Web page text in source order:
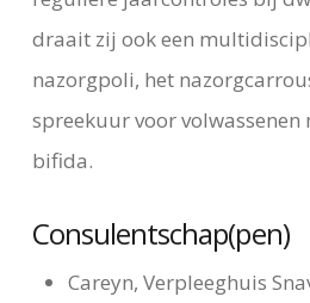
draait zij ook een
nazorgpoli, het
spreekuur voor volwassenen
bifida.
Consulentschap(pen)
Careyn, Verpleeghuis